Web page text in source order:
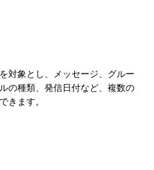
対象とし、メッセージ、グルー
の種類、発信日付など、複数の
きます。